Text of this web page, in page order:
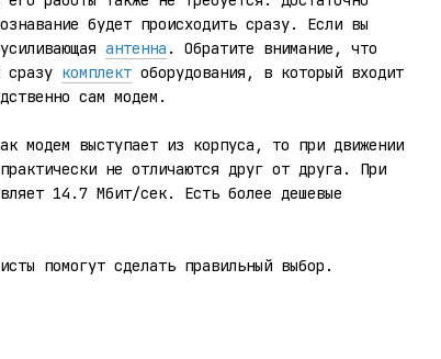
будет происходить сразу. Если вы
антенна . Обратите внимание, что
сразу комплект оборудования, в который входит
сам модем.
модем выступает из корпуса, то при движении
не отличаются друг от друга. При
14.7 Мбит/сек. Есть более дешевые
помогут сделать правильный выбор.